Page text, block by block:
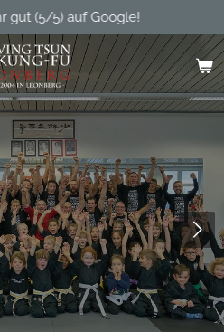
gut (5/5) auf Google!